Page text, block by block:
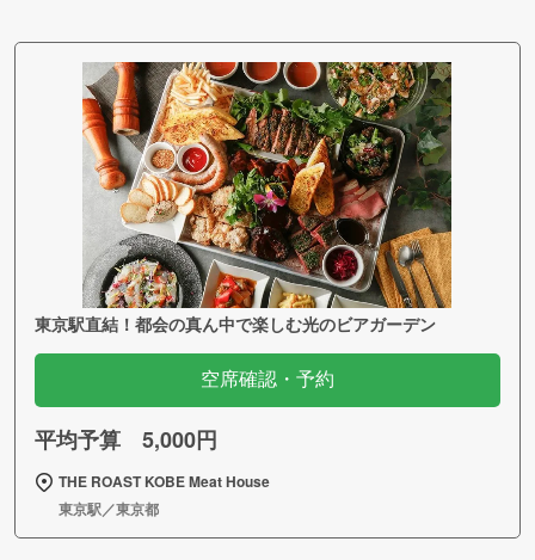
東京駅直結！都会の真ん中で楽しむ光のビアガーデン
空席確認・予約
平均予算 5,000円
THE ROAST KOBE Meat House
東京駅／東京都